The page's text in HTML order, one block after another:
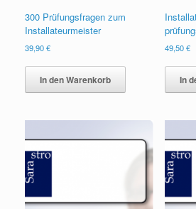
300 Prüfungsfragen zum
Installateurmeister
39,90€
In den Warenkorb
49,50€
In